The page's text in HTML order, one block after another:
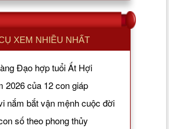
XEM NHIỀU NHẤT
Đạo hợp tuổi Ất Hợi
2026 của 12 con giáp
nắm bắt vận mệnh cuộc đời
số theo phong thủy